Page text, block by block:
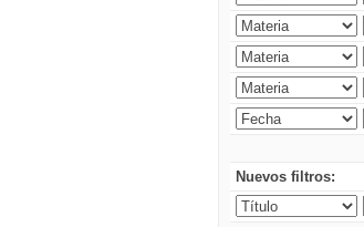
Nuevos filtros: